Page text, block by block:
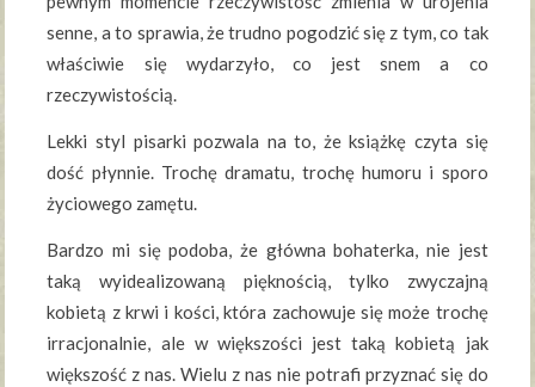
senne, a to sprawia, że trudno pogodzić się z tym, co tak
właściwie się wydarzyło, co jest snem a co
rzeczywistością.
Lekki styl pisarki pozwala na to, że książkę czyta się
dość płynnie. Trochę dramatu, trochę humoru i sporo
życiowego zamętu.
Bardzo mi się podoba, że główna bohaterka, nie jest
taką wyidealizowaną pięknością, tylko zwyczajną
kobietą z krwi i kości, która zachowuje się może trochę
irracjonalnie, ale w większości jest taką kobietą jak
większość z nas. Wielu z nas nie potrafi przyznać się do